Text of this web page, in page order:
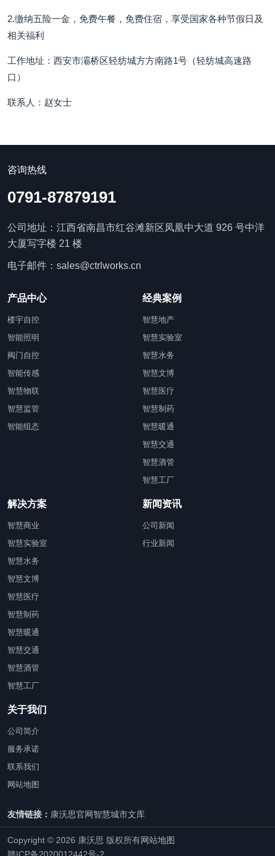
2.缴纳五险一金，免费午餐，免费住宿，享受国家各种节假日及
相关福利
工作地址：西安市灞桥区轻纺城方方南路1号（轻纺城高速路
口）
联系人：赵女士
咨询热线
0791-87879191
公司地址：江西省南昌市红谷滩新区凤凰中大道 926 号中洋
大厦写字楼 21 楼
电子邮件：sales@ctrlworks.cn
产品中心
楼宇自控
智能照明
阀门自控
智能传感
智慧物联
智慧监管
智能组态
经典案例
智慧地产
智慧实验室
智慧水务
智慧文博
智慧医疗
智慧制药
智慧暖通
智慧交通
智慧酒管
智慧工厂
解决方案
智慧商业
智慧实验室
智慧水务
智慧文博
智慧医疗
智慧制药
智慧暖通
智慧交通
智慧酒管
智慧工厂
新闻资讯
公司新闻
行业新闻
关于我们
公司简介
服务承诺
联系我们
网站地图
友情链接： 康沃思官网智慧城市文库
Copyright © 2026 康沃思 版权所有网站地图